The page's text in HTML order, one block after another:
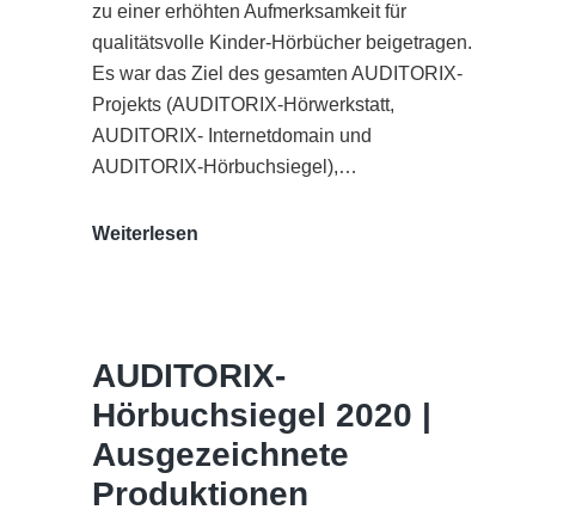
zu einer erhöhten Aufmerksamkeit für
qualitätsvolle Kinder-Hörbücher beigetragen.
Es war das Ziel des gesamten AUDITORIX-
Projekts (AUDITORIX-Hörwerkstatt,
AUDITORIX- Internetdomain und
AUDITORIX-Hörbuchsiegel),…
Weiterlesen
Funkhaus
Köln
AUDITORIX-
Hörbuchsiegel 2020 |
Ausgezeichnete
Produktionen